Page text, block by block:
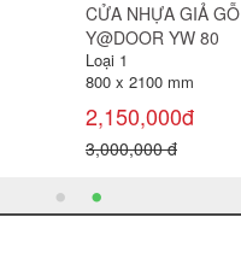
CỬA NHỰA GIẢ GỖ
Y@DOOR YO 19
Loại 1
800 x 2100 mm
2,100,000đ
2,300,000 đ